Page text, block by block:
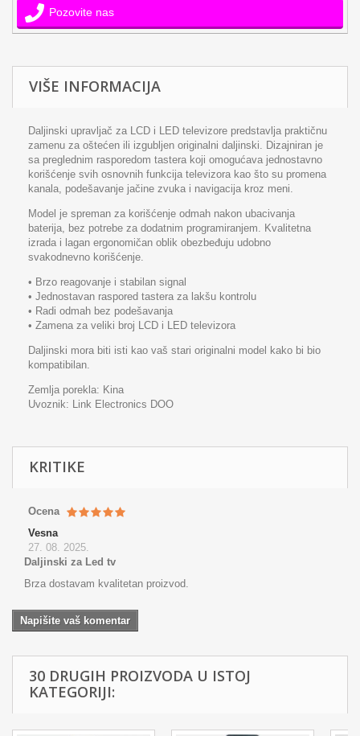
Pozovite nas
VIŠE INFORMACIJA
Daljinski upravljač za LCD i LED televizore predstavlja praktičnu
zamenu za oštećen ili izgubljen originalni daljinski. Dizajniran je
sa preglednim rasporedom tastera koji omogućava jednostavno
korišćenje svih osnovnih funkcija televizora kao što su promena
kanala, podešavanje jačine zvuka i navigacija kroz meni.
Model je spreman za korišćenje odmah nakon ubacivanja
baterija, bez potrebe za dodatnim programiranjem. Kvalitetna
izrada i lagan ergonomičan oblik obezbeđuju udobno
svakodnevno korišćenje.
• Brzo reagovanje i stabilan signal
• Jednostavan raspored tastera za lakšu kontrolu
• Radi odmah bez podešavanja
• Zamena za veliki broj LCD i LED televizora
Daljinski mora biti isti kao vaš stari originalni model kako bi bio
kompatibilan.
Zemlja porekla: Kina
Uvoznik: Link Electronics DOO
KRITIKE
Ocena
Vesna
27. 08. 2025.
Daljinski za Led tv
Brza dostavam kvalitetan proizvod.
Napišite vaš komentar
30 DRUGIH PROIZVODA U ISTOJ
KATEGORIJI: